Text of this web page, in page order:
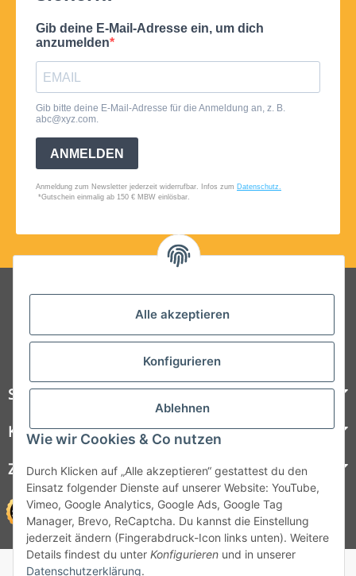
Alle akzeptieren
Konfigurieren
Ablehnen
Wie wir Cookies & Co nutzen
Durch Klicken auf „Alle akzeptieren“ gestattest du den
Einsatz folgender Dienste auf unserer Website: YouTube,
Vimeo, Google Analytics, Google Ads, Google Tag
Manager, Brevo, ReCaptcha. Du kannst die Einstellung
jederzeit ändern (Fingerabdruck-Icon links unten). Weitere
Details findest du unter Konfigurieren und in unserer
Datenschutzerklärung.
Folgt uns auf Social Media
Steelboxx
Kundenservice
Zahlungsmöglichkeiten
© 1964 - 2026 Lüllmann GmbH